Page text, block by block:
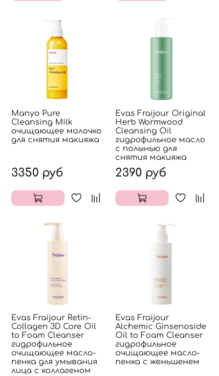
Manyo Pure
Cleansing Milk
очищающее молочко
для снятия макияжа
3350 руб
Evas Fraijour Original
Herb Wormwood
Cleansing Oil
гидрофильное масло
с полынью для
снятия макияжа
2390 руб
Evas Fraijour Retin-
Collagen 3D Core Oil
to Foam Cleanser
гидрофильное
очищающее масло-
пенка для умывания
лица с коллагеном
Evas Fraijour
Alchemic Ginsenoside
Oil to Foam Cleanser
гидрофильное
очищающее масло-
пенка с женьшенем